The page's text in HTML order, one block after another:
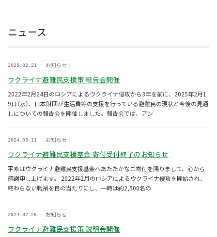
ニュース
2025.02.21 お知らせ
ウクライナ避難民支援策 報告会開催
2022年2月24日のロシアによるウクライナ侵攻から3年を前に、2025年2月1
9日（水）、日本財団が生活費等の支援を行っている避難民の現状と今後の見通
しについての報告会を開催しました。報告会では、アン
2024.03.11 お知らせ
ウクライナ避難民支援基金 寄付受付終了のお知らせ
平素はウクライナ避難民支援基金へあたたかなご寄付を賜りまして、心から
感謝申し上げます。 2022年2月のロシアによるウクライナ侵攻を開始され、
終わらない戦禍を目の当たりにし、一時は約2,500名の
2024.02.26 お知らせ
ウクライナ避難民支援策 説明会開催